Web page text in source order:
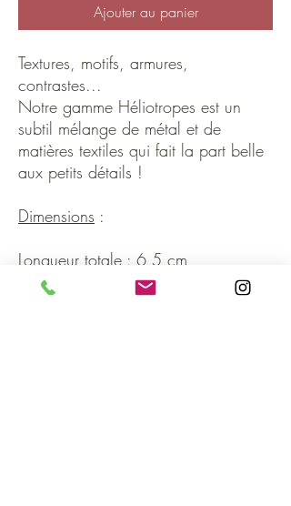
Ajouter au panier
Textures, motifs, armures,
contrastes...
Notre gamme Héliotropes est un
subtil mélange de métal et de
matières textiles qui fait la part belle
aux petits détails !
Dimensions :
Longueur totale : 6,5 cm
Composition